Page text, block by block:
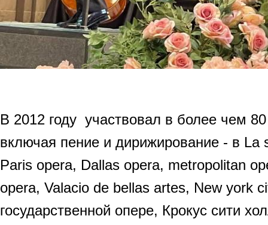
В 2012 году участвовал в более чем
включая пение и дирижирование - в La
Paris opera, Dallas opera, metropolitan
opera, Valacio de bellas artes, New york
государственной опере, Крокус сити